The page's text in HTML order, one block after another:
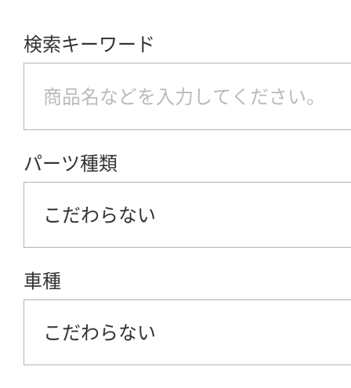
検索キーワード
パーツ種類
こだわらない
車種
こだわらない